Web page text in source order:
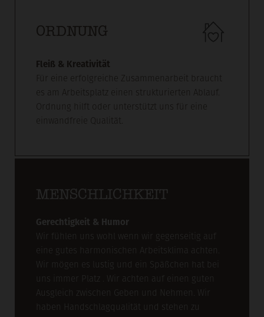
ORDNUNG
Fleiß & Kreativität
Für eine erfolgreiche Zusammenarbeit braucht
es am Arbeitsplatz einen strukturierten Ablauf.
Ordnung hilft oder unterstützt uns für eine
einwandfreie Qualität.
MENSCHLICHKEIT
Gerechtigkeit & Humor
Wir fühlen uns wohl wenn wir gegenseitig auf
eine gutes harmonischen Arbeitsklima achten.
Wir mögen es lustig und ein Späßchen hat bei
uns immer Platz . Wir achten auf einen guten
Ausgleich zwischen Geben und Nehmen. Wir
haben Handschlagqualität und stehen zu